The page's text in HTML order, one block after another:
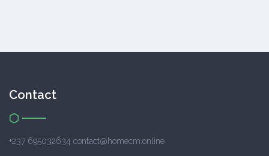
Contact
+237 695032634 contact@homecm.online